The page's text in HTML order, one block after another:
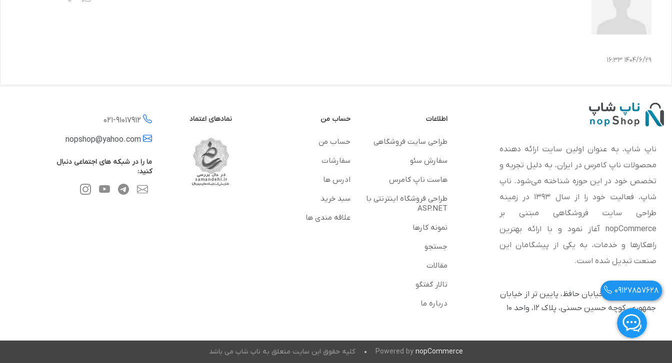
1404/6/29 16:33
ناپ شاپ، به عنوان اولین سایت ارائه‌ دهنده
محصولات ناپ کامرس در ایران، به دلیل تجربه و
تخصص خود در این حوزه شناخته می‌شود. ناپ
شاپ، فعالیت خود را از سال 1393 در زمینه
طراحی سایت فروشگاهی مبتنی بر
nopCommerce آغاز نمود و با ارائه بهترین
راهکارها و خدمات، به یکی از پیشگامان این
صنعت تبدیل شده است.
آدرس: تهران، خیابان حافظ، پایین تر از خیابان
جمهوری، کوچه حسین حسنی، پلاک ۱۲، واحد ۱۰
اطلاعات
طراحی سایت فروشگاهی
سفارش سئو
هاست ناپ کامرس
طراحی فروشگاه اینترنتی با
ASP.NET
نمونه کارها
جستجو
مقالات
تالار گفتگو
درباره ما
حساب من
حساب من
سفارشات
ادرس ها
سبد خرید
علاقه مندی ها
نمادهای اعتماد 021-91017912
ما را در شبکه های اجتماعی دنبال
کنید:
Powered by nopCommerce کلیه حقوق این سایت متعلق به ناپ شاپ می باشد
09127857628